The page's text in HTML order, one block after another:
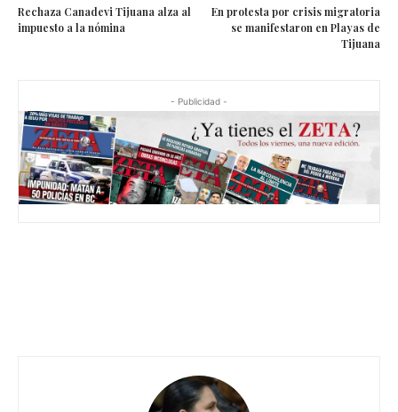
Rechaza Canadevi Tijuana alza al
impuesto a la nómina
En protesta por crisis migratoria
se manifestaron en Playas de
Tijuana
- Publicidad -